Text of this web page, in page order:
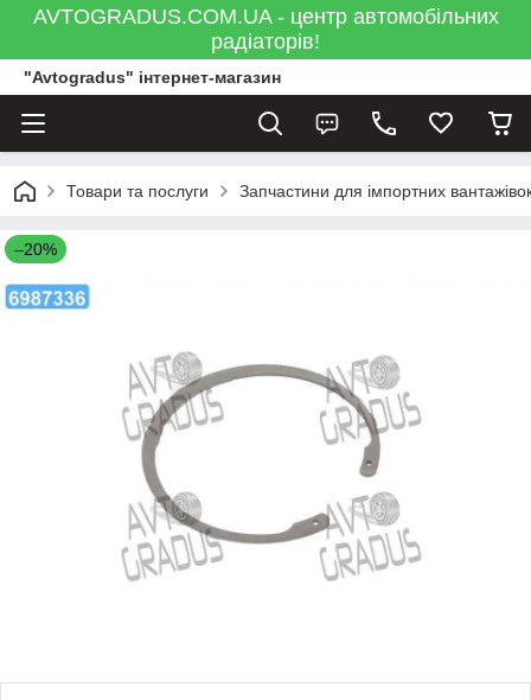
AVTOGRADUS.COM.UA - центр автомобільних
радіаторів!
"Avtogradus" інтернет-магазин
Товари та послуги Запчастини для імпортних
–20%